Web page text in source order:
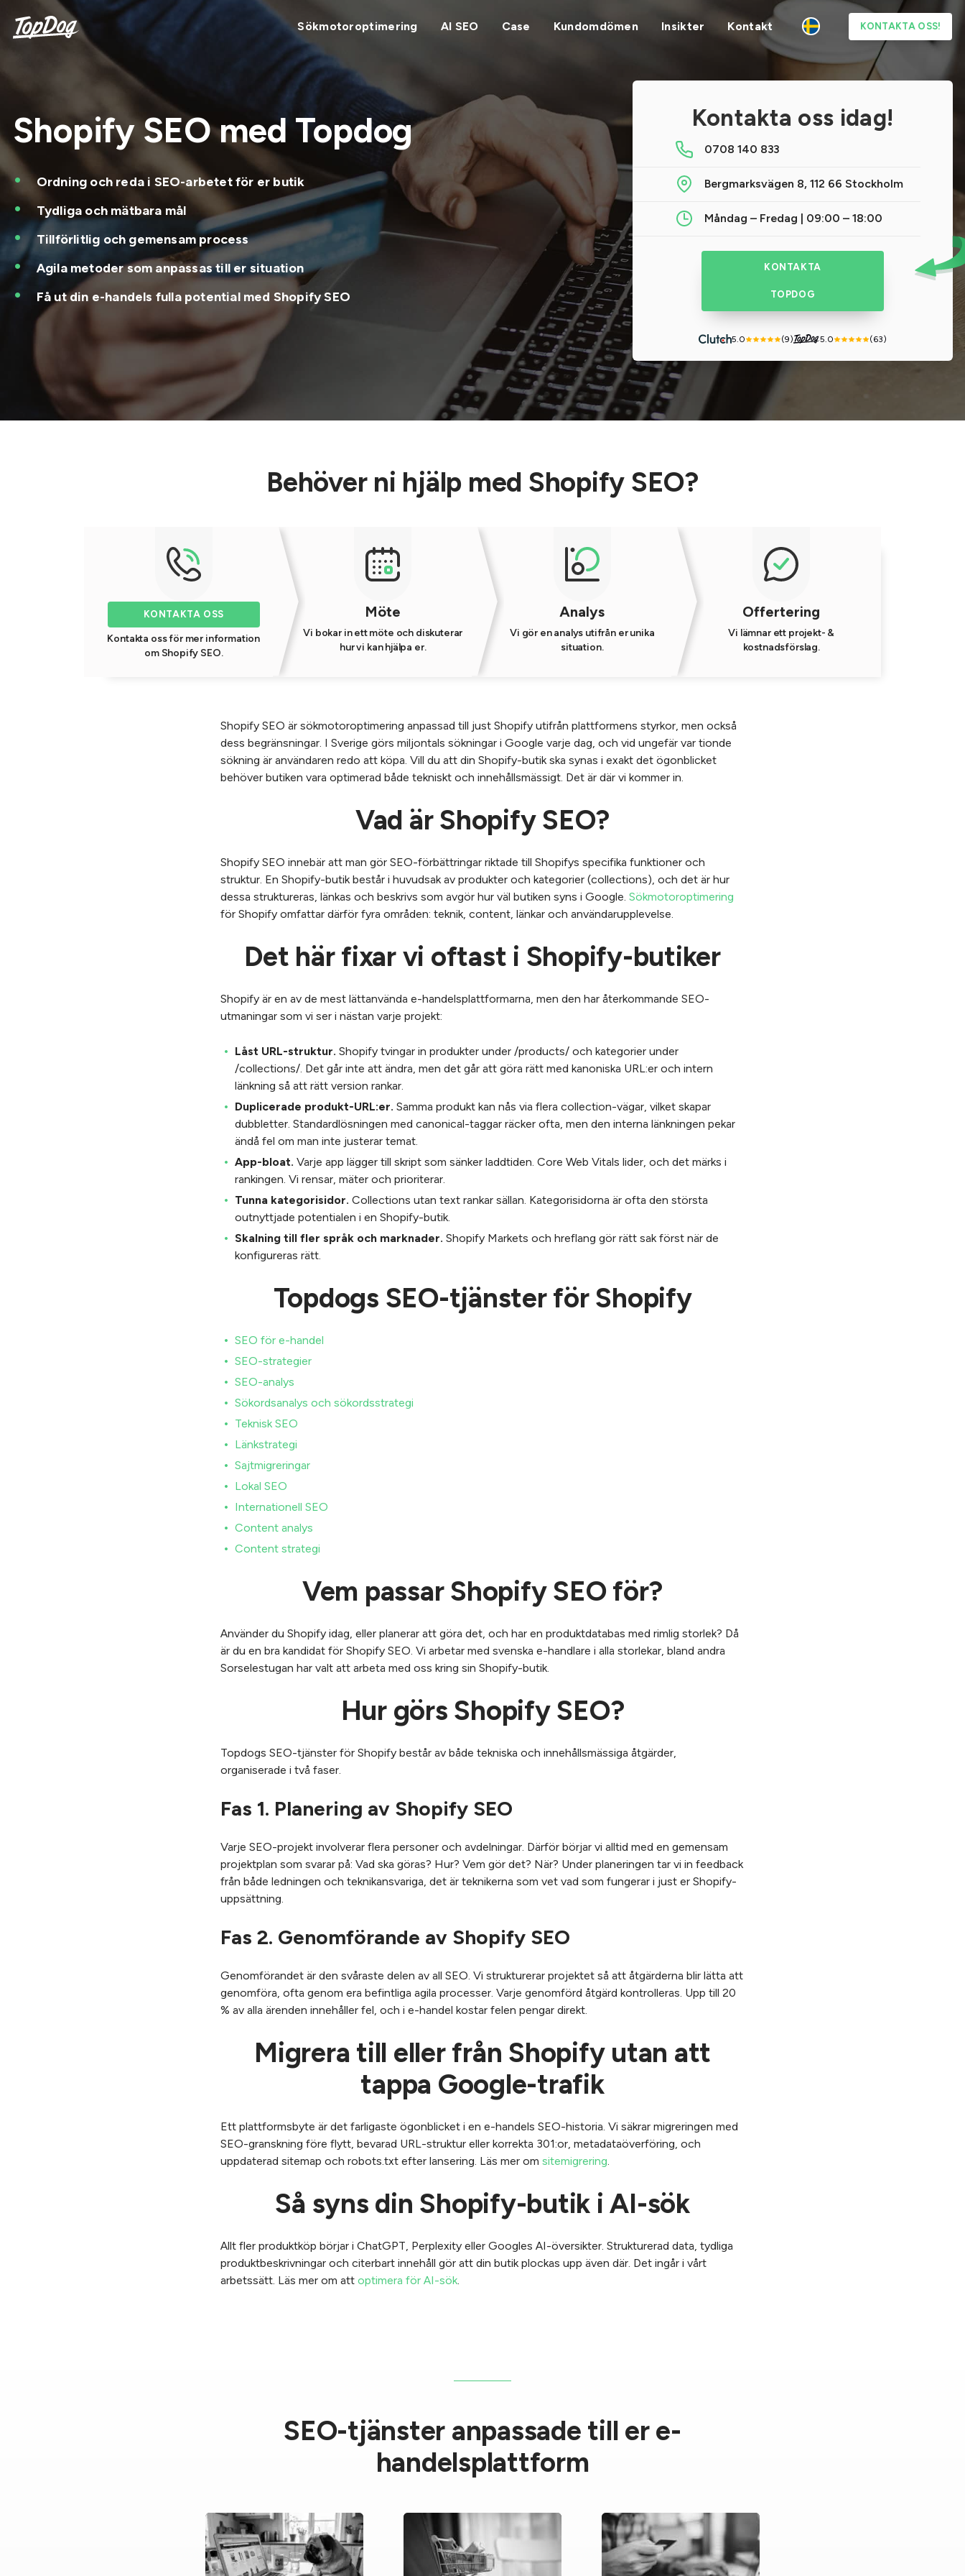
Sökmotoroptimering AI SEO Case Kundomdömen Insikter Kontakt KONTAKTA OSS!
Shopify SEO med Topdog
Ordning och reda i SEO-arbetet för er butik
Tydliga och mätbara mål
Tillförlitlig och gemensam process
Agila metoder som anpassas till er situation
Få ut din e-handels fulla potential med Shopify SEO
Kontakta oss idag!
0708 140 833
Bergmarksvägen 8, 112 66 Stockholm
Måndag – Fredag | 09:00 – 18:00
KONTAKTA
TOPDOG
5.0 (9) 5.0 (63)
Behöver ni hjälp med Shopify SEO?
KONTAKTA OSS
Kontakta oss för mer information
om Shopify SEO.
Möte
Vi bokar in ett möte och diskuterar
hur vi kan hjälpa er.
Analys
Vi gör en analys utifrån er unika
situation.
Offertering
Vi lämnar ett projekt- &
kostnadsförslag.
Shopify SEO är sökmotoroptimering anpassad till just Shopify utifrån plattformens styrkor, men också
dess begränsningar. I Sverige görs miljontals sökningar i Google varje dag, och vid ungefär var tionde
sökning är användaren redo att köpa. Vill du att din Shopify-butik ska synas i exakt det ögonblicket
behöver butiken vara optimerad både tekniskt och innehållsmässigt. Det är där vi kommer in.
Vad är Shopify SEO?
Shopify SEO innebär att man gör SEO-förbättringar riktade till Shopifys specifika funktioner och
struktur. En Shopify-butik består i huvudsak av produkter och kategorier (collections), och det är hur
dessa struktureras, länkas och beskrivs som avgör hur väl butiken syns i Google. Sökmotoroptimering
för Shopify omfattar därför fyra områden: teknik, content, länkar och användarupplevelse.
Det här fixar vi oftast i Shopify-butiker
Shopify är en av de mest lättanvända e-handelsplattformarna, men den har återkommande SEO-
utmaningar som vi ser i nästan varje projekt:
Låst URL-struktur. Shopify tvingar in produkter under /products/ och kategorier under
/collections/. Det går inte att ändra, men det går att göra rätt med kanoniska URL:er och intern
länkning så att rätt version rankar.
Duplicerade produkt-URL:er. Samma produkt kan nås via flera collection-vägar, vilket skapar
dubbletter. Standardlösningen med canonical-taggar räcker ofta, men den interna länkningen pekar
ändå fel om man inte justerar temat.
App-bloat. Varje app lägger till skript som sänker laddtiden. Core Web Vitals lider, och det märks i
rankingen. Vi rensar, mäter och prioriterar.
Tunna kategorisidor. Collections utan text rankar sällan. Kategorisidorna är ofta den största
outnyttjade potentialen i en Shopify-butik.
Skalning till fler språk och marknader. Shopify Markets och hreflang gör rätt sak först när de
konfigureras rätt.
Topdogs SEO-tjänster för Shopify
SEO för e-handel
SEO-strategier
SEO-analys
Sökordsanalys och sökordsstrategi
Teknisk SEO
Länkstrategi
Sajtmigreringar
Lokal SEO
Internationell SEO
Content analys
Content strategi
Vem passar Shopify SEO för?
Använder du Shopify idag, eller planerar att göra det, och har en produktdatabas med rimlig storlek? Då
är du en bra kandidat för Shopify SEO. Vi arbetar med svenska e-handlare i alla storlekar, bland andra
Sorselestugan har valt att arbeta med oss kring sin Shopify-butik.
Hur görs Shopify SEO?
Topdogs SEO-tjänster för Shopify består av både tekniska och innehållsmässiga åtgärder,
organiserade i två faser.
Fas 1. Planering av Shopify SEO
Varje SEO-projekt involverar flera personer och avdelningar. Därför börjar vi alltid med en gemensam
projektplan som svarar på: Vad ska göras? Hur? Vem gör det? När? Under planeringen tar vi in feedback
från både ledningen och teknikansvariga, det är teknikerna som vet vad som fungerar i just er Shopify-
uppsättning.
Fas 2. Genomförande av Shopify SEO
Genomförandet är den svåraste delen av all SEO. Vi strukturerar projektet så att åtgärderna blir lätta att
genomföra, ofta genom era befintliga agila processer. Varje genomförd åtgärd kontrolleras. Upp till 20
% av alla ärenden innehåller fel, och i e-handel kostar felen pengar direkt.
Migrera till eller från Shopify utan att
tappa Google-trafik
Ett plattformsbyte är det farligaste ögonblicket i en e-handels SEO-historia. Vi säkrar migreringen med
SEO-granskning före flytt, bevarad URL-struktur eller korrekta 301:or, metadataöverföring, och
uppdaterad sitemap och robots.txt efter lansering. Läs mer om sitemigrering.
Så syns din Shopify-butik i AI-sök
Allt fler produktköp börjar i ChatGPT, Perplexity eller Googles AI-översikter. Strukturerad data, tydliga
produktbeskrivningar och citerbart innehåll gör att din butik plockas upp även där. Det ingår i vårt
arbetssätt. Läs mer om att optimera för AI-sök.
SEO-tjänster anpassade till er e-
handelsplattform